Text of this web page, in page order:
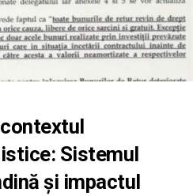
Sistemul
și impactul